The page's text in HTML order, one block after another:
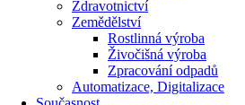
Zdravotnictví
Zemědělství
Rostlinná výroba
Živočišná výroba
Zpracování odpadů
Automatizace, Digitalizace